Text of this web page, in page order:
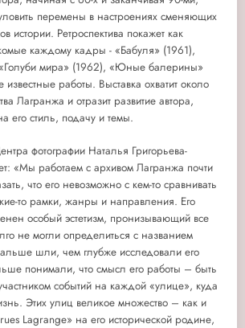
перемены в настроениях сменяющих
истории. Ретроспектива покажет как
каждому кадры - «Бабуля» (1961),
мира» (1962), «Юные балерины»
работы. Выставка охватит около
Лагранжа и отразит развитие автора,
его стиль, подачу и темы.
фотографии Наталья Григорьева-
«Мы работаем с архивом Лагранжа почти
что его невозможно с кем-то сравнивать
то рамки, жанры и направления. Его
особый эстетизм, пронизывающий все
не могли определиться с названием
шли, чем глубже исследовали его
понимали, что смысл его работы – быть
событий на каждой «улице», куда
Этих улиц великое множество – как и
Lagrange» на его исторической родине,